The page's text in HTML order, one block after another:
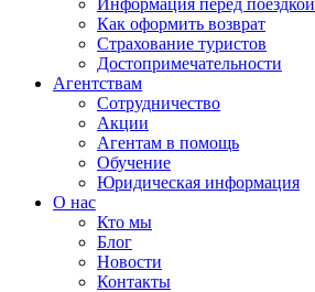
Информация перед поездкой
Как оформить возврат
Страхование туристов
Достопримечательности
Агентствам
Сотрудничество
Акции
Агентам в помощь
Обучение
Юридическая информация
О нас
Кто мы
Блог
Новости
Контакты